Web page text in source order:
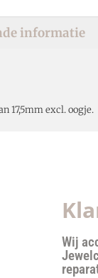
informatie
17,5mm excl. oogje.
Wij